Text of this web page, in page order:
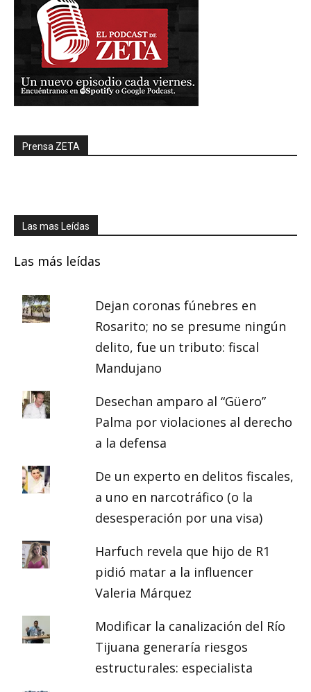
Prensa ZETA
Las mas Leídas
Las más leídas
Dejan coronas fúnebres en
Rosarito; no se presume ningún
delito, fue un tributo: fiscal
Mandujano
Desechan amparo al “Güero”
Palma por violaciones al derecho
a la defensa
De un experto en delitos fiscales,
a uno en narcotráfico (o la
desesperación por una visa)
Harfuch revela que hijo de R1
pidió matar a la influencer
Valeria Márquez
Modificar la canalización del Río
Tijuana generaría riesgos
estructurales: especialista